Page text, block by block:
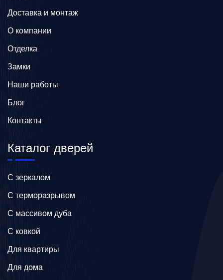
Доставка и монтаж
О компании
Отделка
Замки
Наши работы
Блог
Контакты
Каталог дверей
C зеркалом
C терморазрывом
C массивом дуба
C ковкой
Для квартиры
Для дома